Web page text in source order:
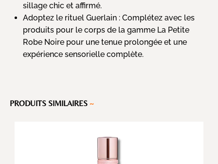
sillage chic et affirmé.
Adoptez le rituel Guerlain : Complétez avec les
produits pour le corps de la gamme La Petite
Robe Noire pour une tenue prolongée et une
expérience sensorielle complète.
PRODUITS SIMILAIRES ~